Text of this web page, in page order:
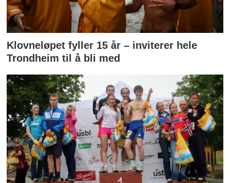
Klovneløpet fyller 15 år – inviterer hele
Trondheim til å bli med